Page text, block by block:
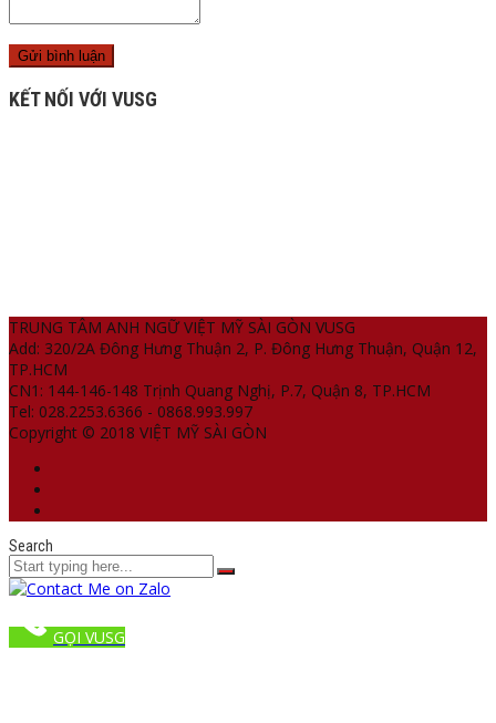
KẾT NỐI VỚI VUSG
TRUNG TÂM ANH NGỮ VIỆT MỸ SÀI GÒN VUSG
Add: 320/2A Đông Hưng Thuận 2, P. Đông Hưng Thuận, Quận 12,
TP.HCM
CN1: 144-146-148 Trịnh Quang Nghị, P.7, Quận 8, TP.HCM
Tel: 028.2253.6366 - 0868.993.997
Copyright © 2018 VIỆT MỸ SÀI GÒN
Search
GỌI VUSG